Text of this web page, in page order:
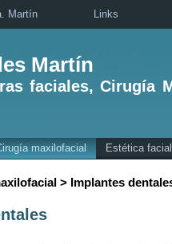
Martín Links
Martín
faciales, Cirugía
maxilofacial Estética facial
> Implantes